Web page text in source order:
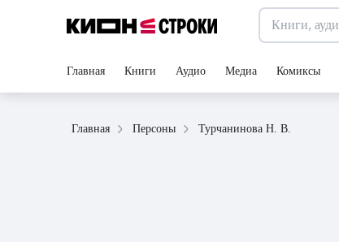
Главная Книги Аудио Медиа Комиксы
Главная Персоны Турчанинова Н. В.